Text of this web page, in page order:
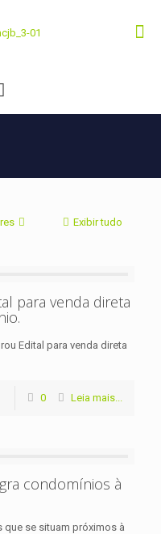
Exibir tudo
para venda direta
Edital para venda direta
0 Leia mais...
condomínios à
se situam próximos à